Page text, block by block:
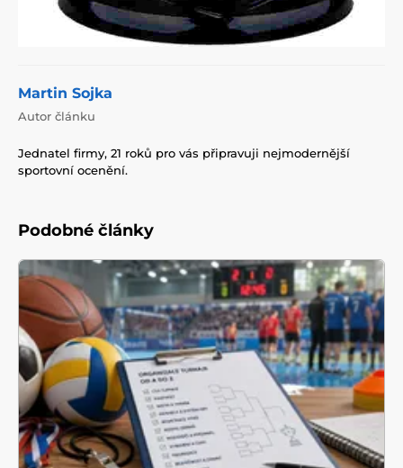
Martin Sojka
Autor článku
Jednatel firmy, 21 roků pro vás připravuji nejmodernější
sportovní ocenění.
Podobné články